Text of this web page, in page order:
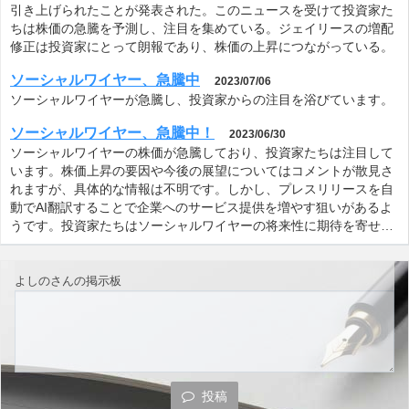
引き上げられたことが発表された。このニュースを受けて投資家た
ちは株価の急騰を予測し、注目を集めている。ジェイリースの増配
修正は投資家にとって朗報であり、株価の上昇につながっている。
ソーシャルワイヤー、急騰中 2023/07/06
ソーシャルワイヤーが急騰し、投資家からの注目を浴びています。
ソーシャルワイヤー、急騰中！ 2023/06/30
ソーシャルワイヤーの株価が急騰しており、投資家たちは注目して
います。株価上昇の要因や今後の展望についてはコメントが散見さ
れますが、具体的な情報は不明です。しかし、プレスリリースを自
動でAI翻訳することで企業へのサービス提供を増やす狙いがあるよ
うです。投資家たちはソーシャルワイヤーの将来性に期待を寄せ…
よしのさんの掲示板
投稿